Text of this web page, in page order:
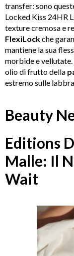
transfer: sono
Locked Kiss 24HR
texture cremosa e
FlexiLockche
mantiene la sua
morbide e
olio di frutto della
estremo sulle labbra.
Beauty
Editions
Malle: Il
Wait